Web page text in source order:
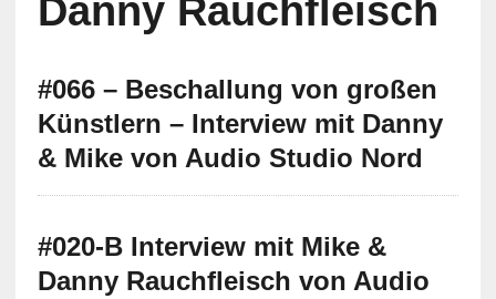
Danny Rauchfleisch
#066 – Beschallung von großen
Künstlern – Interview mit Danny
& Mike von Audio Studio Nord
#020-B Interview mit Mike &
Danny Rauchfleisch von Audio